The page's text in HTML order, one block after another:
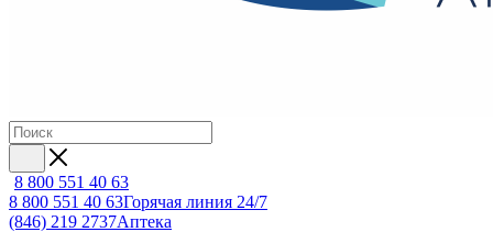
8 800 551 40 63
8 800 551 40 63Горячая линия 24/7
(846) 219 2737Аптека